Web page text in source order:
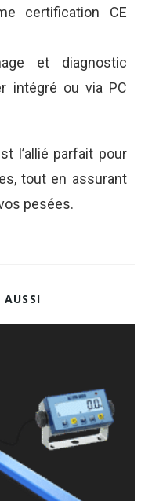
certification CE
et diagnostic
intégré ou via PC
l’allié parfait pour
tout en assurant
pesées.